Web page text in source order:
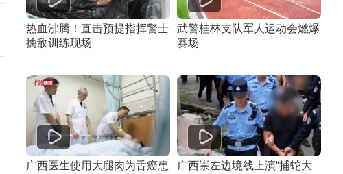
热血沸腾！直击预提指挥警士
擒敌训练现场
武警桂林支队军人运动会燃爆
赛场
广西医生使用大腿肉为舌癌患 广西崇左边境线上演“捕蛇大